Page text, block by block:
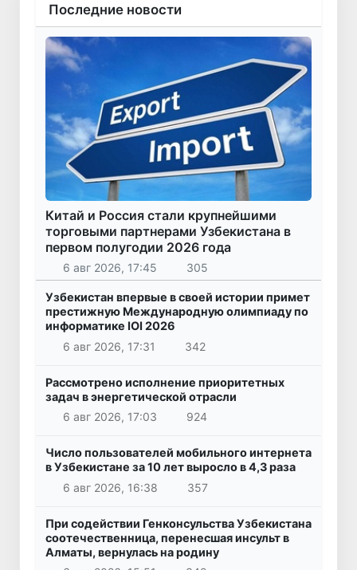
Последние новости
Китай и Россия стали крупнейшими
торговыми партнерами Узбекистана в
первом полугодии 2026 года
6 авг 2026, 17:45 305
Узбекистан впервые в своей истории примет
престижную Международную олимпиаду по
информатике IOI 2026
6 авг 2026, 17:31
342
Рассмотрено исполнение приоритетных
задач в энергетической отрасли
6 авг 2026, 17:03
924
Число пользователей мобильного интернета
в Узбекистане за 10 лет выросло в 4,3 раза
6 авг 2026, 16:38
357
При содействии Генконсульства Узбекистана
соотечественница, перенесшая инсульт в
Алматы, вернулась на родину